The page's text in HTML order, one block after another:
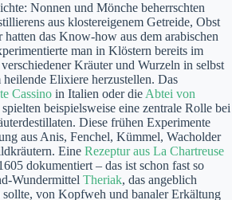
Nonnen und Mönche beherrschten
aus klostereigenem Getreide, Obst
das Know-how aus dem arabischen
man in Klöstern bereits im
Kräuter und Wurzeln in selbst
Elixiere herzustellen. Das
Cassino in Italien oder die Abtei von
beispielsweise eine zentrale Rolle bei
Diese frühen Experimente
aus Anis, Fenchel, Kümmel, Wacholder
Eine Rezeptur aus La Chartreuse
dokumentiert – das ist schon fast so
Wundermittel Theriak, das angeblich
sollte, von Kopfweh und banaler Erkältung